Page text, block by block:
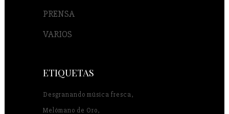
PRENSA
VARIOS
ETIQUETAS
Desgranando música fresca
Melómano de Oro